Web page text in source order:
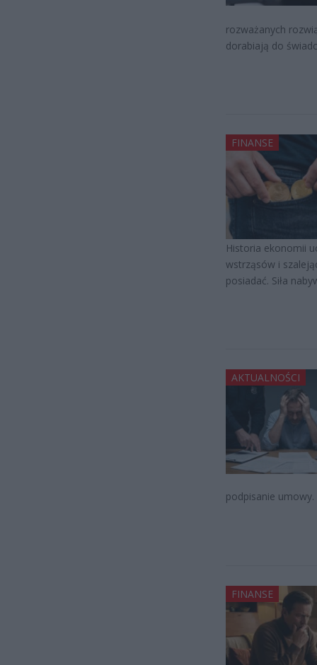
rozważanych
dorabiają do
FINANSE
Historia ekonomii
wstrząsów i
posiadać. Siła
AKTUALNOŚCI
podpisanie
FINANSE